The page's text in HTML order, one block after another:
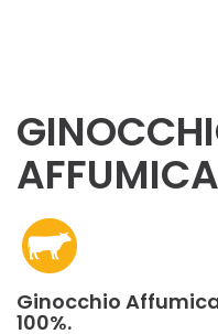
Ginocchio
100%.